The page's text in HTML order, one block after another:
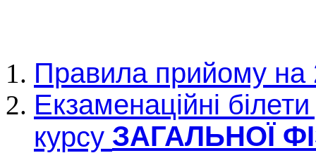
Правила прийому на
Екзаменаційні
курсу ЗАГАЛЬНОЇ